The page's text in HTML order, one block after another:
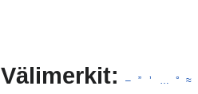
Välimerkit: – ” ’ ° ≈